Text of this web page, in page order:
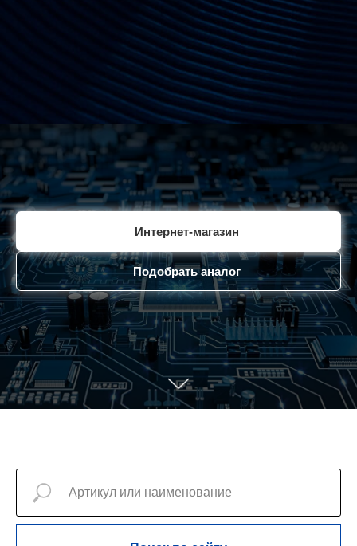
Интернет-магазин
Подобрать аналог